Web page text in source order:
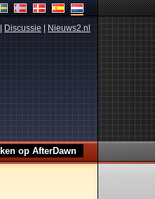
Discussie Nieuws2.nl